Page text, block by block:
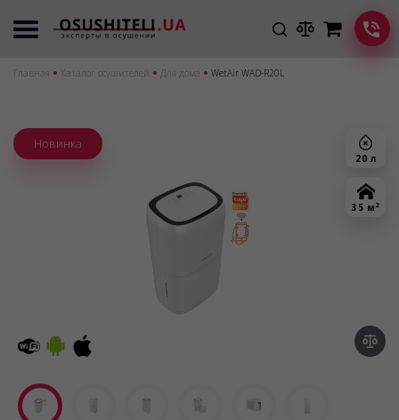
Главная Каталог осушителей Для дома WetAir WAD-R20L
20 л
35 м 2
Новинка